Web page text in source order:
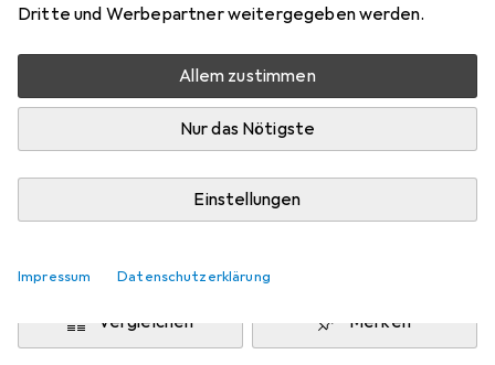
Dritte und Werbepartner weitergegeben werden.
Allem zustimmen
Nur das Nötigste
Einstellungen
Impressum Datenschutzerklärung
Mehr von Snom
Zwischen Mo, 10.8. und Mi, 12.8. geliefert
Lieferort angeben für genaue Lieferzeit
Vergleichen Merken